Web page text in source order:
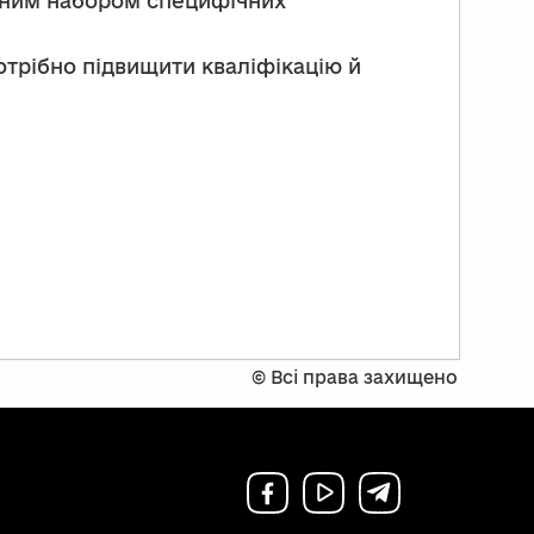
підвищити кваліфікацію й
© Всі права захищено